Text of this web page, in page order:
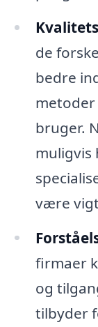
de
bedre
bruger.
muligvis
være
firmaer
og
tilbyder